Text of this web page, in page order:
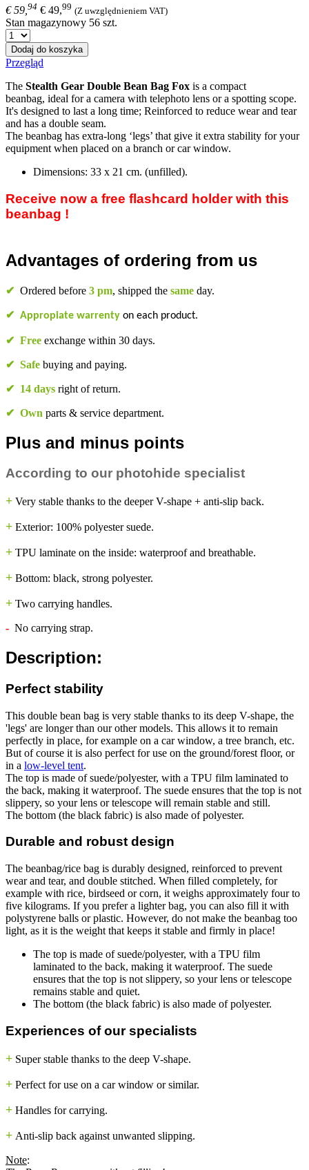
€ 59, 94 € 49,99 (Z uwzględnieniem VAT)
Stan magazynowy 56 szt.
Dodaj do koszyka
Przegląd
The Stealth Gear Double Bean Bag Fox is a compact
beanbag, ideal for a camera with telephoto lens or a spotting scope.
It's designed to last a long time; Reinforced to reduce wear and tear
and has a double seam.
The beanbag has extra-long ‘legs’ that give it extra stability for your
equipment when placed on a branch or car window.
Dimensions: 33 x 21 cm. (unfilled).
Receive now a free flashcard holderwith this
beanbag !
Advantages of ordering from us
✔ Ordered before 3 pm, shipped the same day.
✔ Appropiate warrenty on each product.
✔ Free exchange within 30 days.
✔ Safe buying and paying.
✔ 14 days right of return.
✔ Own parts & service department.
Plus and minus points
According to our photohide specialist
+ Very stable thanks to the deeper V-shape + anti-slip back.
+ Exterior: 100% polyester suede.
+ TPU laminate on the inside: waterproof and breathable.
+ Bottom: black, strong polyester.
+ Two carrying handles.
- No carrying strap.
Description:
Perfect stability
This double bean bag is very stable thanks to its deep V-shape, the
'legs' are longer than our other models. This allows it to remain
perfectly in place, for example on a car window, a tree branch, etc.
But of course it is also perfect for use on the ground/forest floor, or
in a low-level tent.
The top is made of suede/polyester, with a TPU film laminated to
the back, making it waterproof. The suede ensures that the top is not
slippery, so your lens or telescope will remain stable and still.
The bottom (the black fabric) is also made of polyester.
Durable and robust design
The beanbag/rice bag is durably designed, reinforced to prevent
wear and tear, and double stitched. When filled completely, for
example with rice, birdseed or corn, it weighs approximately four to
five kilograms. If you prefer a lighter bag, you can also fill it with
polystyrene balls or plastic. However, do not make the beanbag too
light, as it is the weight that keeps it stable and firmly in place!
The top is made of suede/polyester, with a TPU film
laminated to the back, making it waterproof. The suede
ensures that the top is not slippery, so your lens or telescope
remains stable and quiet.
The bottom (the black fabric) is also made of polyester.
Experiences of our specialists
+ Super stable thanks to the deep V-shape.
+ Perfect for use on a car window or similar.
+ Handles for carrying.
+ Anti-slip back against unwanted slipping.
Note: